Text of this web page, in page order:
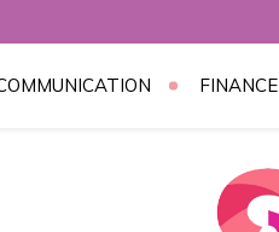
FINANCE